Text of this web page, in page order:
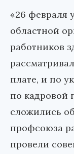
«26 февраля
областной
работников
плате, и по
по кадровой
сложились
профсоюза
провели